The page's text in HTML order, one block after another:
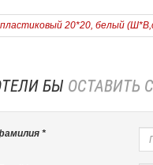
20*20, белый
БЫ ОСТАВИТЬ
*